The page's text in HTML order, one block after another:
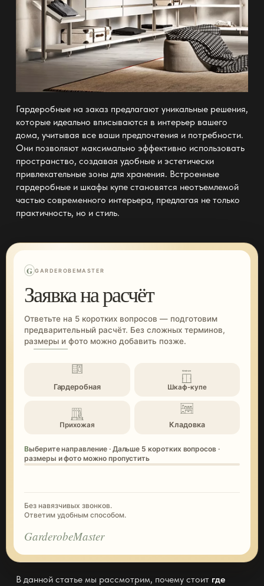
Гардеробные на заказ предлагают уникальные решения,
которые идеально вписываются в интерьер вашего
дома, учитывая все ваши предпочтения и потребности.
Они позволяют максимально эффективно использовать
пространство, создавая удобные и эстетически
привлекательные зоны для хранения. Встроенные
гардеробные и шкафы купе становятся неотъемлемой
частью современного интерьера, предлагая не только
практичность, но и стиль.
G GARDEROBEMASTER
Заявка на расчёт
Ответьте на 5 коротких вопросов — подготовим
предварительный расчёт. Без сложных терминов,
размеры и фото можно добавить позже.
Гардеробная Шкаф-купе
Прихожая Кладовка
Выберите направление · Дальше 5 коротких вопросов ·
размеры и фото можно пропустить
Без навязчивых звонков.
Ответим удобным способом.
GarderobeMaster
В данной статье мы рассмотрим, почему стоит где